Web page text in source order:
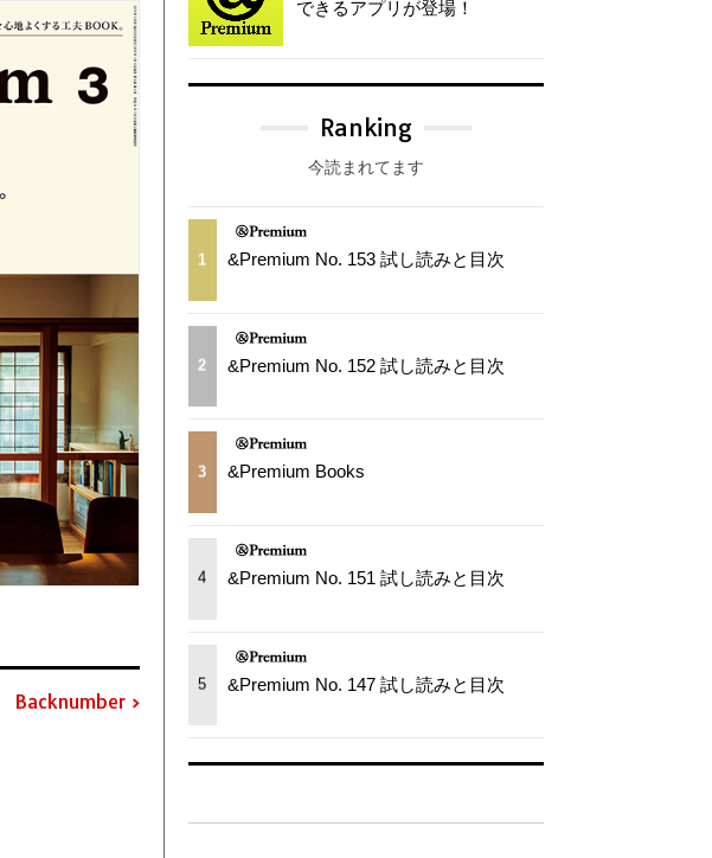
Backnumber
できるアプリが登場！
Ranking
今読まれてます
1 &Premium No. 153 試し読みと目次
2 &Premium No. 152 試し読みと目次
3 &Premium Books
4 &Premium No. 151 試し読みと目次
5 &Premium No. 147 試し読みと目次